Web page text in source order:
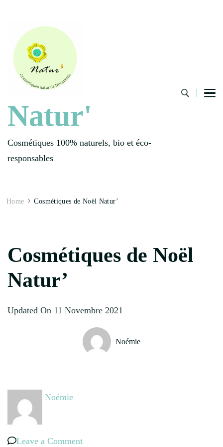
Natur'
Cosmétiques 100% naturels, bio et éco-
responsables
Home Cosmétiques de Noël Natur’
Cosmétiques de Noël
Natur’
Updated On 11 Novembre 2021
Noémie
Noémie
Leave a Commenton